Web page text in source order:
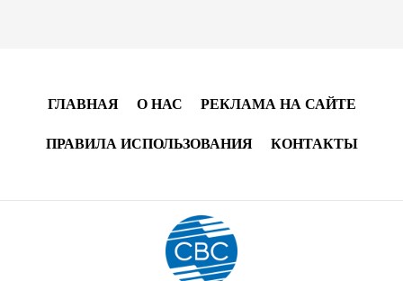
Азербайджан непродовольственными товарами
Армении объявлено окончательное решение
ГЛАВНАЯ О НАС РЕКЛАМА НА САЙТЕ
ПРАВИЛА ИСПОЛЬЗОВАНИЯ КОНТАКТЫ